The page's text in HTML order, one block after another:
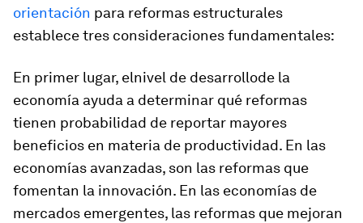
orientación para reformas estructurales
establece tres consideraciones fundamentales:
En primer lugar, elnivel de desarrollode la
economía ayuda a determinar qué reformas
tienen probabilidad de reportar mayores
beneficios en materia de productividad. En las
economías avanzadas, son las reformas que
fomentan la innovación. En las economías de
mercados emergentes, las reformas que mejoran